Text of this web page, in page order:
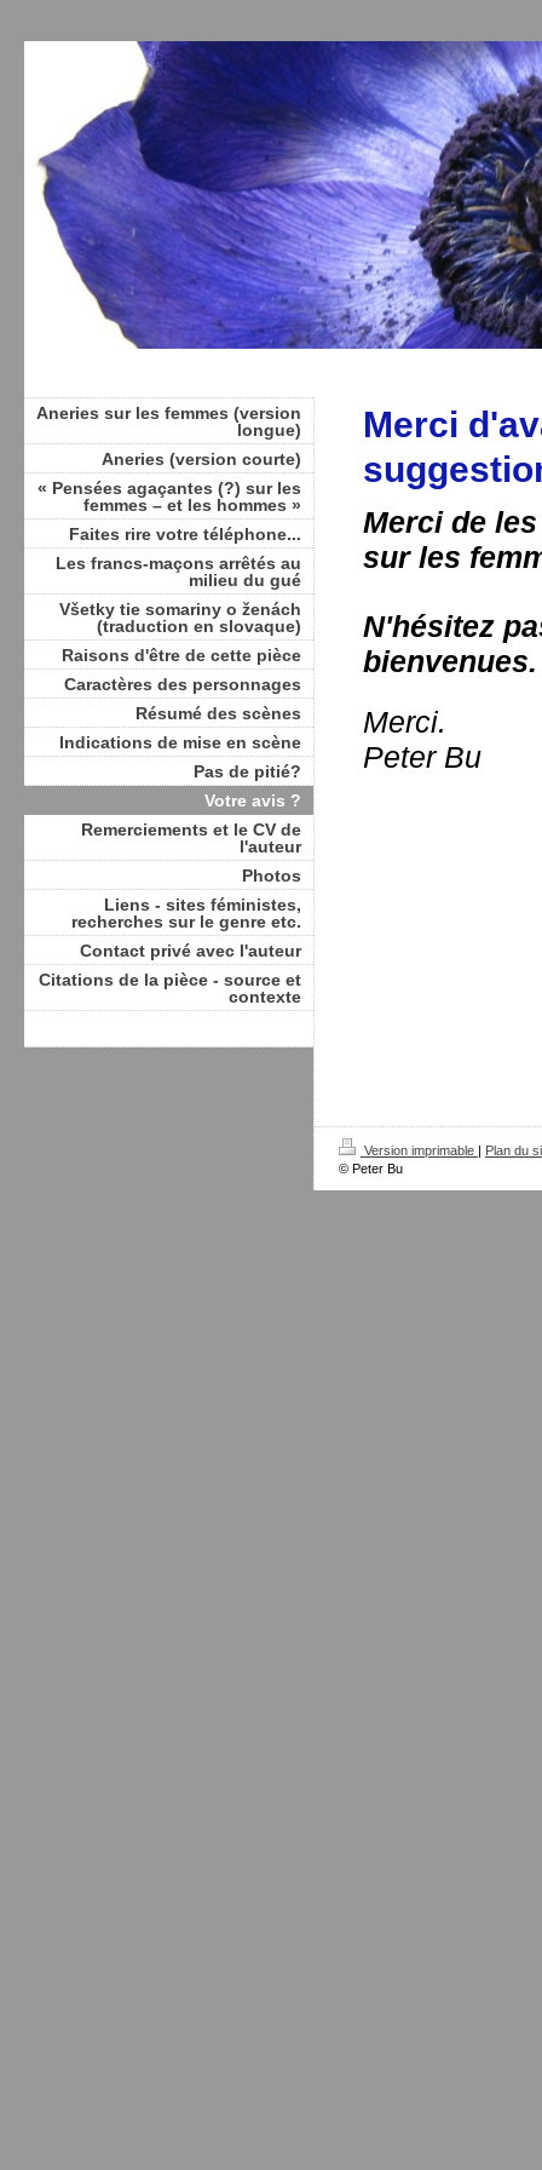
Merci
Merci de
sur les
N'hésitez
bienvenues.
Merci.
Peter Bu
Aneries sur les femmes (version
longue)
Aneries (version courte)
« Pensées agaçantes (?) sur les
femmes – et les hommes »
Faites rire votre téléphone...
Les francs-maçons arrêtés au
milieu du gué
Všetky tie somariny o ženách
(traduction en slovaque)
Raisons d'être de cette pièce
Caractères des personnages
Résumé des scènes
Indications de mise en scène
Pas de pitié?
Votre avis ?
Remerciements et le CV de
l'auteur
Photos
Liens - sites féministes,
recherches sur le genre etc.
Contact privé avec l'auteur
Citations de la pièce - source et
contexte
Version imprimable | Plan du
© Peter Bu